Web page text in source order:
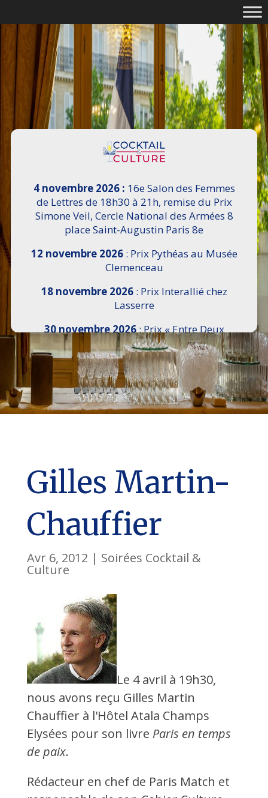
4 novembre 2026 : 16e Salon des Femmes
de Lettres de 18h30 à 21h, remise du Prix
Simone Veil, Cercle National des Armées 8
place Saint-Augustin Paris 8e
12 novembre 2026: Prix Pythéas au Musée
Clemenceau
18 novembre 2026: Prix Interallié chez
Lasserre
30 novembre 2026: Prix « Entre Deux
Rives » I Scemi Astutti au Sénat
7 décembre 2026 :16e Salon de l’Histoire de
18h30 à 21h, remise du Prix du Guesclin,
Cercle National des Armées 8 place Saint-
Augustin Paris 8e
Gilles Martin-
Chauffier
Avr 6, 2012 | Soirées Cocktail &
Culture
Le 4 avril à 19h30,
nous avons reçu Gilles Martin
Chauffier à l'Hôtel Atala Champs
Elysées pour son livre Paris en temps
de paix.
Rédacteur en chef de Paris Match et